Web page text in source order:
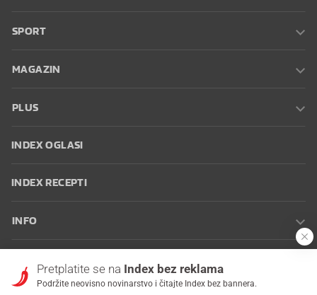
SPORT
MAGAZIN
PLUS
INDEX OGLASI
INDEX RECEPTI
INFO
korištenja
Postavke kolačića
Pretplatite se na Index bez reklama
Podržite neovisno novinarstvo i čitajte Index bez bannera.